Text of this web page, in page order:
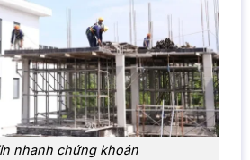
nhanh chứng khoán